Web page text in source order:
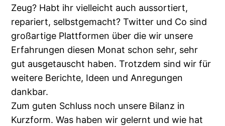
Zeug? Habt ihr vielleicht auch aussortiert,
repariert, selbstgemacht? Twitter und Co sind
großartige Plattformen über die wir unsere
Erfahrungen diesen Monat schon sehr, sehr
gut ausgetauscht haben. Trotzdem sind wir für
weitere Berichte, Ideen und Anregungen
dankbar.
Zum guten Schluss noch unsere Bilanz in
Kurzform. Was haben wir gelernt und wie hat